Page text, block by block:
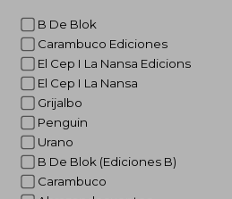
B De Blok
Carambuco Ediciones
El Cep I La Nansa Edicions
El Cep I La Nansa
Grijalbo
Penguin
Urano
B De Blok (Ediciones B)
Carambuco